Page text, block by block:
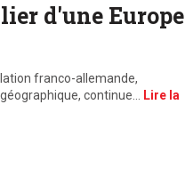
d'une Europe
franco-allemande,
continue…
Lire la